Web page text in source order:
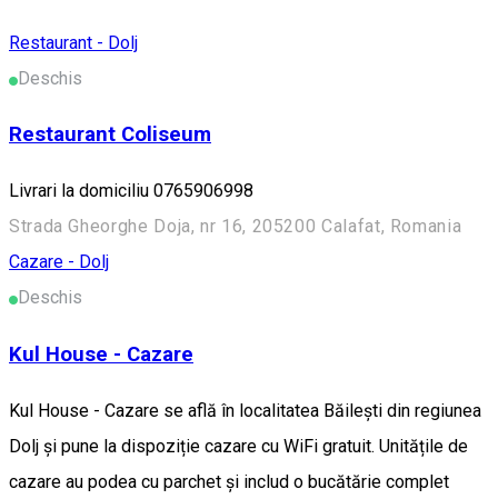
Restaurant - Dolj
Deschis
Restaurant Coliseum
Livrari la domiciliu 0765906998
Strada Gheorghe Doja, nr 16, 205200 Calafat, Romania
Cazare - Dolj
Deschis
Kul House - Cazare
Kul House - Cazare se află în localitatea Băileşti din regiunea
Dolj și pune la dispoziție cazare cu WiFi gratuit. Unitățile de
cazare au podea cu parchet și includ o bucătărie complet